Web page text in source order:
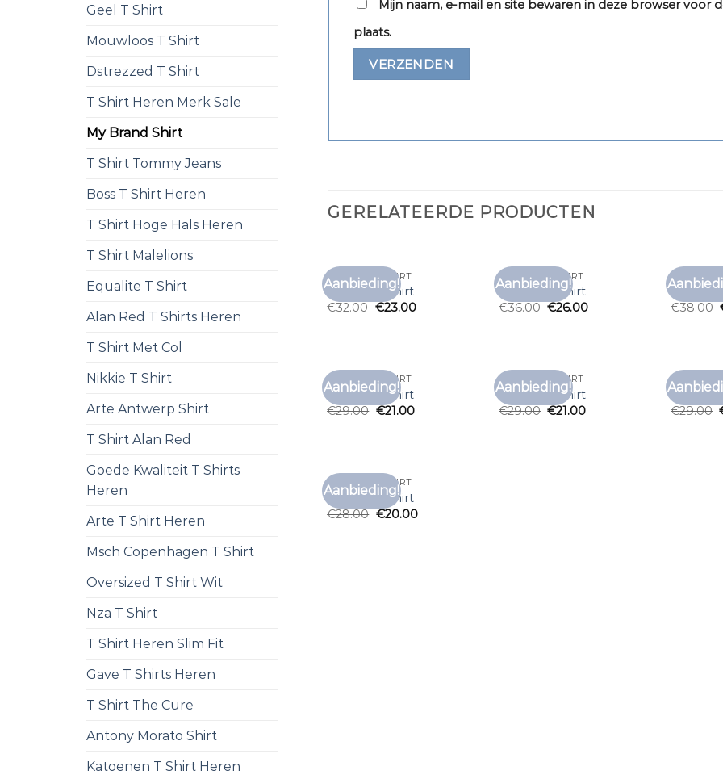
Geel T Shirt
Mouwloos T Shirt
Dstrezzed T Shirt
T Shirt Heren Merk Sale
My Brand Shirt
T Shirt Tommy Jeans
Boss T Shirt Heren
T Shirt Hoge Hals Heren
T Shirt Malelions
Equalite T Shirt
Alan Red T Shirts Heren
T Shirt Met Col
Nikkie T Shirt
Arte Antwerp Shirt
T Shirt Alan Red
Goede Kwaliteit T Shirts
Heren
Arte T Shirt Heren
Msch Copenhagen T Shirt
Oversized T Shirt Wit
Nza T Shirt
T Shirt Heren Slim Fit
Gave T Shirts Heren
T Shirt The Cure
Antony Morato Shirt
Katoenen T Shirt Heren
Mijn naam, e-mail en site bewaren in deze browser voor
plaats.
GERELATEERDE PRODUCTEN
Aanbieding!
MY BRAND SHIRT
my brand shirt
€32.00 €23.00
Aanbieding!
MY BRAND SHIRT
my brand shirt
€36.00 €26.00
MY
my
€38.00
Aanbieding!
MY BRAND SHIRT
my brand shirt
€29.00 €21.00
Aanbieding!
MY BRAND SHIRT
my brand shirt
€29.00 €21.00
MY
my
€29.00
Aanbieding!
MY BRAND SHIRT
my brand shirt
€28.00 €20.00